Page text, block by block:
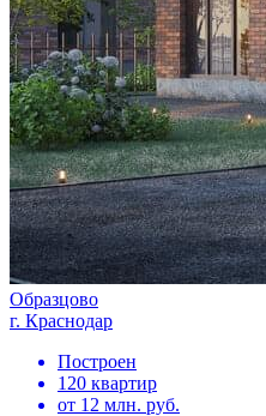
Образцово
г. Краснодар
Построен
120 квартир
от 12 млн. руб.